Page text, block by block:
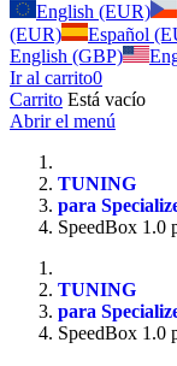
English (EUR)
(EUR)
Español
English (GBP)
Ir al carrito0
Carrito Está vacío
Abrir el menú
TUNING
para
SpeedBox 1.0
TUNING
para
SpeedBox 1.0